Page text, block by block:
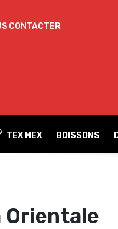
CONTACTER
Vos données
TEX MEX BOISSONS
Orientale